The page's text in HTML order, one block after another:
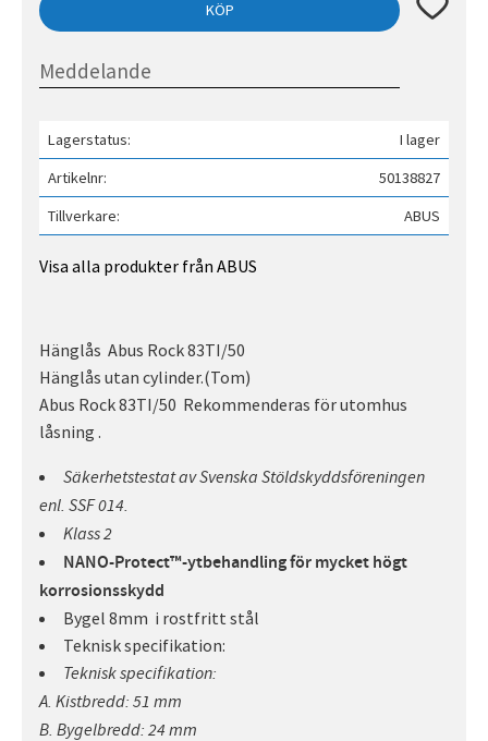
KÖP
Lagerstatus
I lager
Artikelnr
50138827
Tillverkare
ABUS
Visa alla produkter från ABUS
Hänglås Abus Rock 83TI/50
Hänglås utan cylinder.(Tom)
Abus Rock 83TI/50 Rekommenderas för utomhus
låsning .
Säkerhetstestat av Svenska Stöldskyddsföreningen
enl. SSF 014.
Klass 2
NANO-Protect™-ytbehandling för mycket högt
korrosionsskydd
Bygel 8mm i rostfritt stål
Teknisk specifikation:
Teknisk specifikation:
A. Kistbredd: 51 mm
B. Bygelbredd: 24 mm